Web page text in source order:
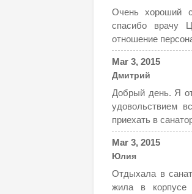
Очень хороший
спасибо врачу
отношение
Mar 3, 2015
Дмитрий
Добрый день. Я
удовольствием
приехать в
Mar 3, 2015
Юлия
Отдыхала в
жила в корпусе